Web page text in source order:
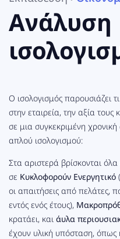
Ανάλυση
Ο ισολογισμός παρουσιάζει τι
στην εταιρεία, την αξία
σε μια συγκεκριμένη
απλού ισολογισμού:
Στα αριστερά βρίσκονται
σε Κυκλοφορούν Ενεργητικό
οι απαιτήσεις από πελάτες,
εντός ενός έτους),
κρατάει, και άυλα
έχουν υλική υπόσταση, όπως